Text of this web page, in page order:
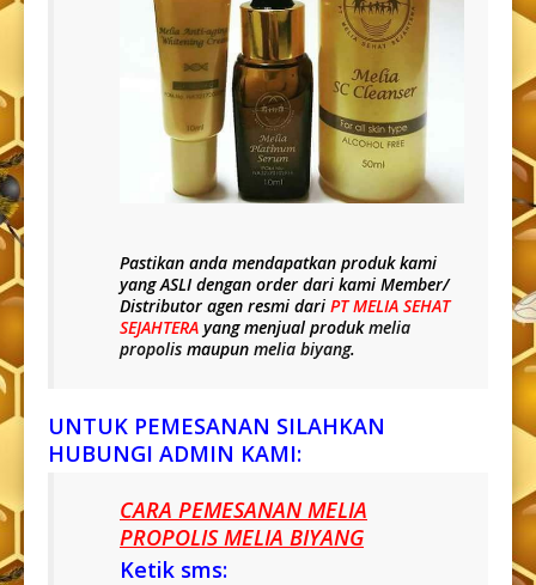
Pastikan anda mendapatkan produk kami
yangASLIdengan order dari kami Member/
Distributor agen resmi dari PT MELIA SEHAT
SEJAHTERA yang menjual produkmelia
propolis maupun melia biyang.
UNTUK PEMESANAN SILAHKAN
HUBUNGI ADMIN KAMI:
CARA PEMESANAN MELIA
PROPOLIS MELIA BIYANG
Ketik sms: